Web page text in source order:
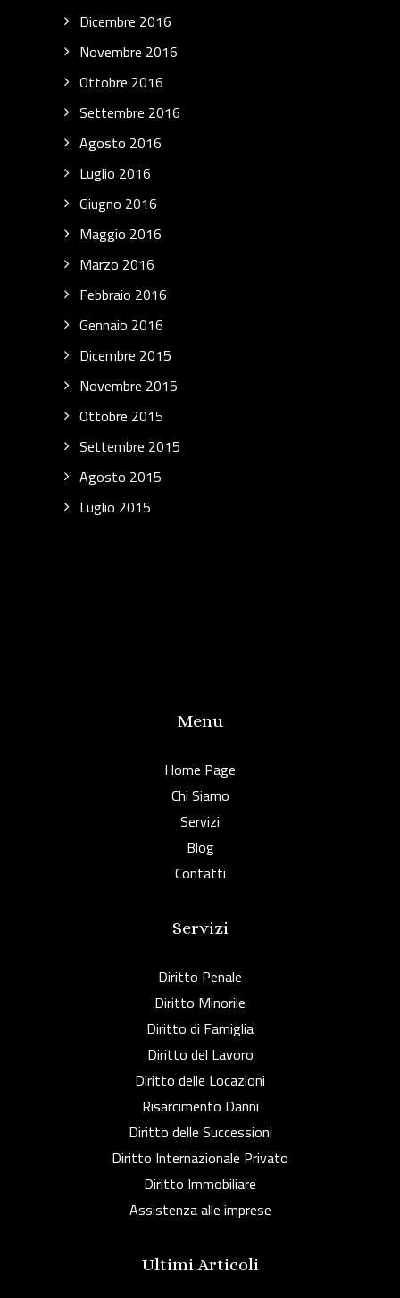
Dicembre 2016
Novembre 2016
Ottobre 2016
Settembre 2016
Agosto 2016
Luglio 2016
Giugno 2016
Maggio 2016
Marzo 2016
Febbraio 2016
Gennaio 2016
Dicembre 2015
Novembre 2015
Ottobre 2015
Settembre 2015
Agosto 2015
Luglio 2015
Menu
Home Page
Chi Siamo
Servizi
Blog
Contatti
Servizi
Diritto Penale
Diritto Minorile
Diritto di Famiglia
Diritto del Lavoro
Diritto delle Locazioni
Risarcimento Danni
Diritto delle Successioni
Diritto Internazionale Privato
Diritto Immobiliare
Assistenza alle imprese
Ultimi Articoli